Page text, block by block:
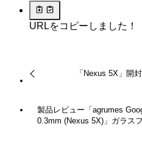
URLをコピーしました！
「Nexus 5X」開
製品レビュー「agrumes
0.3mm (Nexus 5X)」ガラス